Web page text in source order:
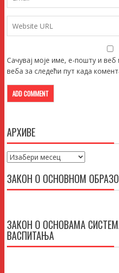
Сачувај моје име, е-пошту и
веба за следећи пут када
АРХИВЕ
Архиве
ЗАКОН О ОСНОВНОМ
ЗАКОН О ОСНОВАМА
ВАСПИТАЊА